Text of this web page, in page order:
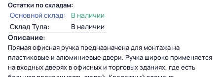
Остатки по складам:
Основной склад:
В наличии
Склад Тула:
В наличии
Описание:
Прямая офисная ручка предназначена для монтажа на
пластиковые и алюминиевые двери. Ручка широко применяется
на входных дверях в офисных и торговых зданиях, где есть